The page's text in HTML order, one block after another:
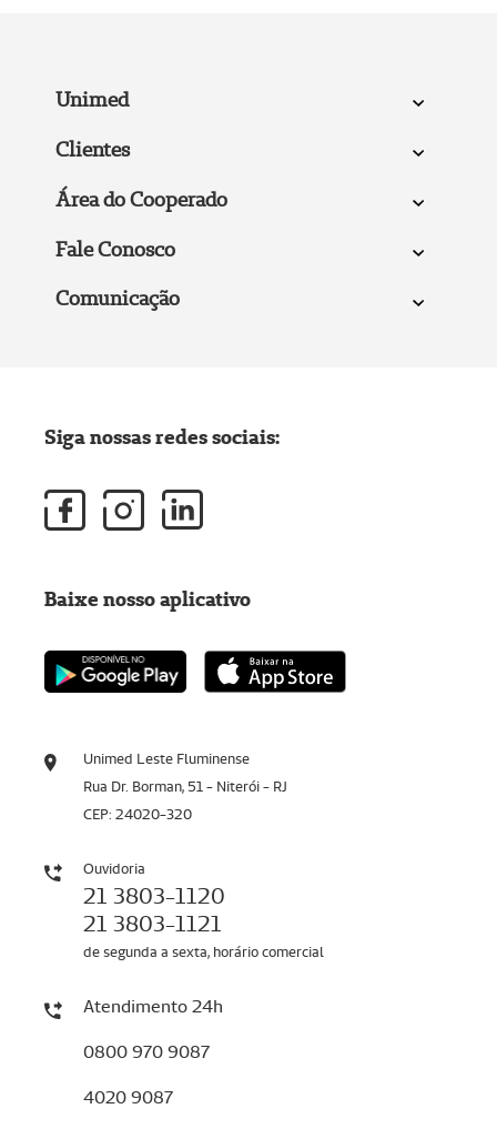
Unimed
Clientes
Área do Cooperado
Fale Conosco
Comunicação
Unimed Leste Fluminense
Rua Dr. Borman, 51 - Niterói - RJ
CEP: 24020-320
Ouvidoria
21 3803-1120
21 3803-1121
de segunda a sexta, horário comercial
Atendimento 24h
0800 970 9087
4020 9087
Siga nossas redes sociais:
Baixe nosso aplicativo